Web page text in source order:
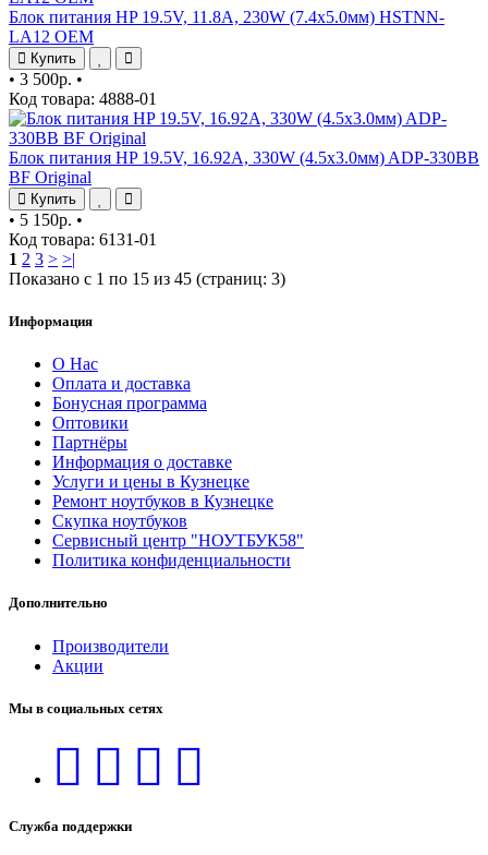
Блок питания HP 19.5V, 11.8A, 230W (7.4x5.0мм) HSTNN-
LA12 OEM
Купить
• 3 500р. •
Код товара: 4888-01
Блок питания HP 19.5V, 16.92A, 330W (4.5x3.0мм) ADP-330BB
BF Original
Купить
• 5 150р. •
Код товара: 6131-01
1 2 3 > >|
Показано с 1 по 15 из 45 (страниц: 3)
Информация
О Нас
Оплата и доставка
Бонусная программа
Оптовики
Партнёры
Информация о доставке
Услуги и цены в Кузнецке
Ремонт ноутбуков в Кузнецке
Скупка ноутбуков
Сервисный центр "НОУТБУК58"
Политика конфиденциальности
Дополнительно
Производители
Акции
Мы в социальных сетях
Служба поддержки